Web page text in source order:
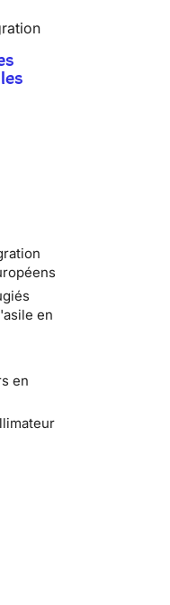
en
en